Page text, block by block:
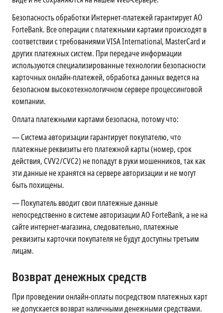
Безопасность обработки Интернет-платежей гарантирует АО
ForteBank. Все операции с платежными картами происходят в
соответствии с требованиями VISA International, MasterCard и
других платежных систем. При передаче информации
используются специализированные технологии безопасности
карточных онлайн-платежей, обработка данных ведется на
безопасном высокотехнологичном сервере процессинговой
компании.
Оплата платежными картами безопасна, потому что:
—Система авторизации гарантирует покупателю, что
платежные реквизиты его платежной карты (номер, срок
действия, CVV2/CVC2) не попадут в руки мошенников, так как
эти данные не хранятся на сервере авторизации и не могут
быть похищены.
—Покупатель вводит свои платежные данные
непосредственно в системе авторизации АО ForteBank, а не на
сайте интернет-магазина, следовательно, платежные
реквизиты карточки покупателя не будут доступны третьим
лицам.
Возврат денежных средств
При проведении онлайн-оплаты посредством платежных карт
не допускается возврат наличными денежными средствами.